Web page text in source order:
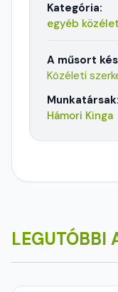
Kategória:
egyéb
A műsort
Közéleti
Munkatársak:
Hámori Kinga
LEGUTÓBBI